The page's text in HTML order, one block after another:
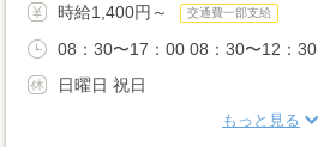
時給1,400円～ 交通費一部支給
08：30〜17：00 08：30〜12：30
日曜日 祝日
もっと見る